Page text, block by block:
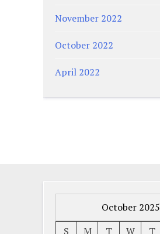
November 2022
October 2022
April 2022
October 2025
S
M T W T